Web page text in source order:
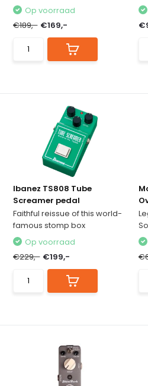
Op voorraad
€189,- €169,-
Ibanez TS808 Tube
Screamer pedal
Faithful reissue of this world-
famous stomp box
Op voorraad
€229,- €199,-